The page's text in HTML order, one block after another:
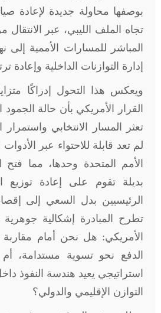
بوصفها محاولة جديدة لإعادة
تجاه الملف الليبي، عبر
المباشر للمسارات الأممية إلى
إدارة التوازنات الداخلية وإعادة
ويعكس هذا التحول إدراكًا
القرار الأمريكي بأن حالة
تعثر المسار الانتخابي
لم تعد قابلة للاحتواء عبر الأدوات
الأمم المتحدة وحدها، مما فتح
بديلة تقوم على إعادة توزيع
الرئيسيين بدل السعي إلى
تطرح المبادرة إشكالية جوهرية
الأمريكي: هل نحن أمام
الدفع نحو تسوية مستدامة،
استراتيجي يعيد هندسة النفوذ
التوازن الإقليمي والدولي؟